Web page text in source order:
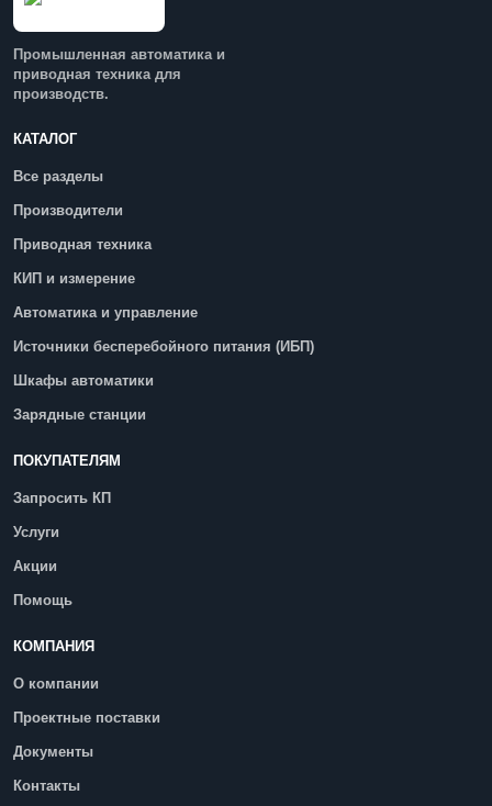
Промышленная автоматика и
приводная техника для
производств.
КАТАЛОГ
Все разделы
Производители
Приводная техника
КИП и измерение
Автоматика и управление
Источники бесперебойного питания (ИБП)
Шкафы автоматики
Зарядные станции
ПОКУПАТЕЛЯМ
Запросить КП
Услуги
Акции
Помощь
КОМПАНИЯ
О компании
Проектные поставки
Документы
Контакты